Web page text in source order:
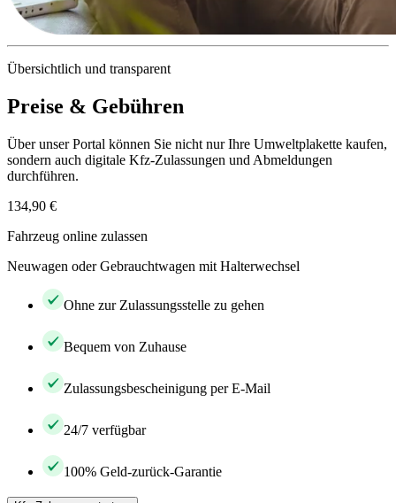
Übersichtlich und transparent
Preise & Gebühren
Über unser Portal können Sie nicht nur Ihre Umweltplakette kaufen,
sondern auch digitale Kfz-Zulassungen und Abmeldungen
durchführen.
134,90 €
Fahrzeug online zulassen
Neuwagen oder Gebrauchtwagen mit Halterwechsel
Ohne zur Zulassungsstelle zu gehen
Bequem von Zuhause
Zulassungsbescheinigung per E-Mail
24/7 verfügbar
100% Geld-zurück-Garantie